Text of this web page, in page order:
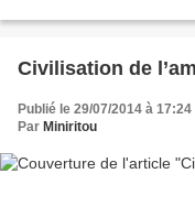
Civilisation de
Publié le 29/07/2014 à 17:24
Par Miniritou